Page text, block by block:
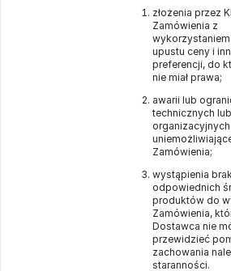
złożenia przez
Zamówienia z
upustu ceny i
preferencji, do
nie miał prawa;
awarii lub
technicznych lub
Zamówienia;
wystąpienia
odpowiednich
produktów do
Zamówienia,
Dostawca nie
przewidzieć
zachowania
staranności.